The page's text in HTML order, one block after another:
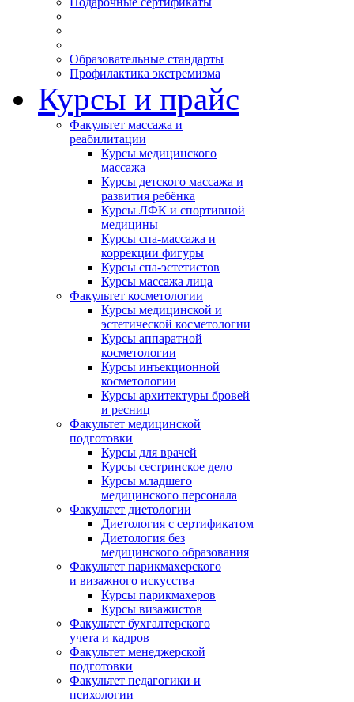
Образовательные стандарты
Профилактика экстремизма
Курсы и прайс
Факультет массажа и
реабилитации
Курсы медицинского
массажа
Курсы детского массажа и
развития ребёнка
Курсы ЛФК и спортивной
медицины
Курсы спа-массажа и
коррекции фигуры
Курсы спа-эстетистов
Курсы массажа лица
Факультет косметологии
Курсы медицинской и
эстетической косметологии
Курсы аппаратной
косметологии
Курсы инъекционной
косметологии
Курсы архитектуры бровей
и ресниц
Факультет медицинской
подготовки
Курсы для врачей
Курсы сестринское дело
Курсы младшего
медицинского персонала
Факультет диетологии
Диетология с сертификатом
Диетология без
медицинского образования
Факультет парикмахерского
и визажного искусства
Курсы парикмахеров
Курсы визажистов
Факультет бухгалтерского
учета и кадров
Факультет менеджерской
подготовки
Факультет педагогики и
психологии